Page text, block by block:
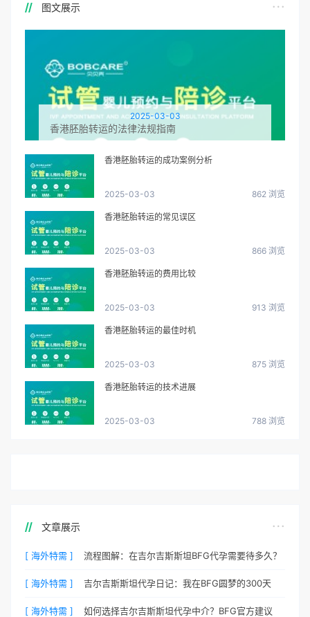
图文展示
2025-03-03
香港胚胎转运的法律法规指南
香港胚胎转运的成功案例分析
2025-03-03 862 浏览
香港胚胎转运的常见误区
2025-03-03 866 浏览
香港胚胎转运的费用比较
2025-03-03 913 浏览
香港胚胎转运的最佳时机
2025-03-03 875 浏览
香港胚胎转运的技术进展
2025-03-03 788 浏览
文章展示
[ 海外特需 ] 流程图解：在吉尔吉斯斯坦BFG代孕需要待多久？
[ 海外特需 ] 吉尔吉斯斯坦代孕日记：我在BFG圆梦的300天
[ 海外特需 ] 如何选择吉尔吉斯斯坦代孕中介？BFG官方建议